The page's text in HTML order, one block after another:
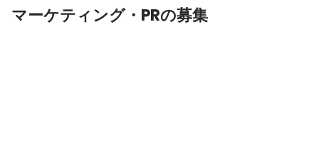
マーケティング・PRの募集